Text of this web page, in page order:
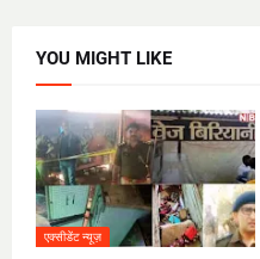
YOU MIGHT LIKE
एक्सीडेंट न्यूज़